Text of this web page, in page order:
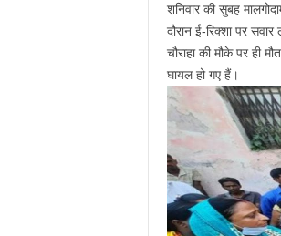
शनिवार की सुबह
दौरान ई-रिक्‍शा पर
चौराहा की मौके पर ही
घायल हो गए हैं।